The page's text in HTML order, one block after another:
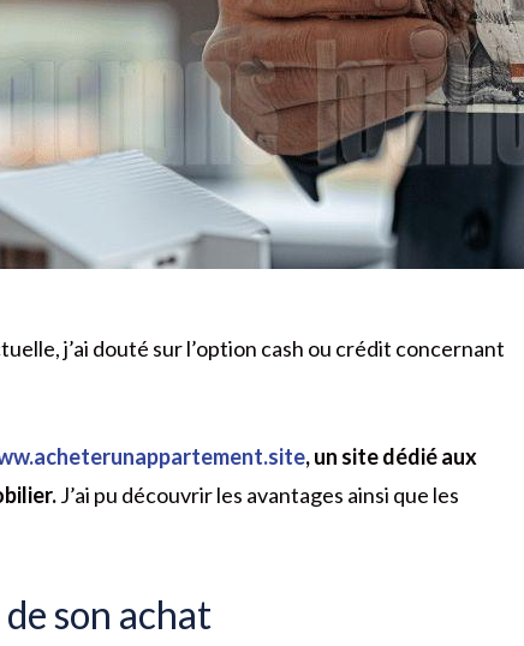
j’ai douté sur l’option cash ou crédit concernant
, un site dédié aux
J’ai pu découvrir les avantages ainsi que les
son achat